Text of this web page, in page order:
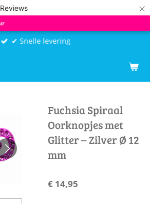
Reviews ×
✔ Snelle levering
Fuchsia Spiraal
Oorknopjes met
Glitter – Zilver Ø 12
mm
€ 14,95